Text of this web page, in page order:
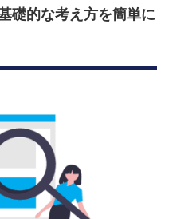
礎的な考え方を簡単に